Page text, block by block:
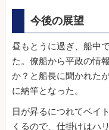
今後の展望
昼もとうに過ぎ、船中
た。僚船から平政の情
か？と船長に聞かれた
に納竿となった。
日が昇るにつれてベイ
くるので、仕掛けはハ